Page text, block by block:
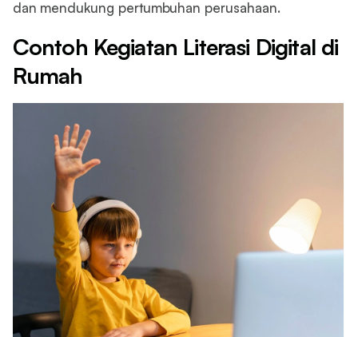
dan mendukung pertumbuhan perusahaan.
Contoh Kegiatan Literasi Digital di
Rumah